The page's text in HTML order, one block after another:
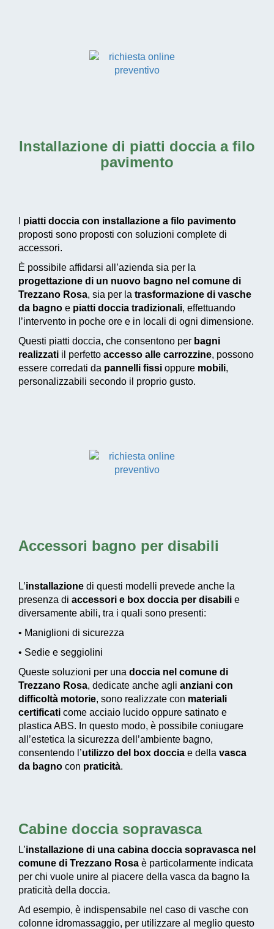
Installazione di piatti doccia a filo
pavimento
piatti doccia con installazione a filo pavimento
proposti sono proposti con soluzioni complete di
accessori.
È possibile affidarsi all’azienda sia per la
progettazione di un nuovo bagno nel comune di
Trezzano Rosa, sia per la trasformazione di vasche
da bagno e piatti doccia tradizionali, effettuando
l’intervento in poche ore e in locali di ogni dimensione.
Questi piatti doccia, che consentono per bagni
realizzati il perfetto accesso alle carrozzine, possono
essere corredati da pannelli fissi oppure mobili,
personalizzabili secondo il proprio gusto.
Accessori bagno per disabili
L’installazione di questi modelli prevede anche la
presenza di accessori e box doccia per disabili e
diversamente abili, tra i quali sono presenti:
• Maniglioni di sicurezza
• Sedie e seggiolini
Queste soluzioni per una doccia nel comune di
Trezzano Rosa, dedicate anche agli anziani con
difficoltà motorie, sono realizzate con materiali
certificati come acciaio lucido oppure satinato e
plastica ABS. In questo modo, è possibile coniugare
all’estetica la sicurezza dell’ambiente bagno,
consentendo l’utilizzo del box doccia e della vasca
da bagno con praticità.
Cabine doccia sopravasca
L’installazione di una cabina doccia sopravasca nel
comune di Trezzano Rosa è particolarmente indicata
per chi vuole unire al piacere della vasca da bagno la
praticità della doccia.
Ad esempio, è indispensabile nel caso di vasche con
colonne idromassaggio, per utilizzare al meglio questo